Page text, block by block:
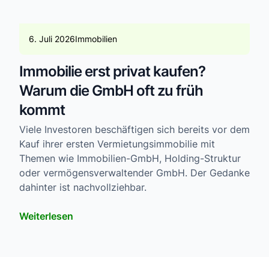
6. Juli 2026Immobilien
Immobilie erst privat kaufen?
Warum die GmbH oft zu früh
kommt
Viele Investoren beschäftigen sich bereits vor dem
Kauf ihrer ersten Vermietungsimmobilie mit
Themen wie Immobilien-GmbH, Holding-Struktur
oder vermögensverwaltender GmbH. Der Gedanke
dahinter ist nachvollziehbar.
Weiterlesen